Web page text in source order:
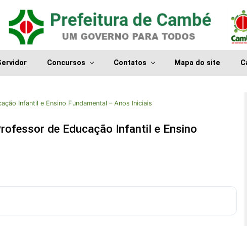
Concursos Contatos Mapa do site
Infantil e Ensino Fundamental – Anos Iniciais
de Educação Infantil e Ensino